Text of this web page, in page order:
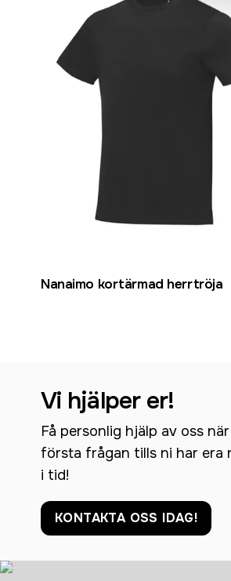
Nanaimo kortärmad herrtröja
Vi hjälper er!
Få personlig hjälp av oss
första frågan tills ni har era
i tid!
KONTAKTA OSS IDAG!